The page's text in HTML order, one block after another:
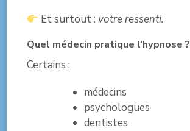
Et surtout : votre ressenti.
Quel médecin pratique l’hypnose ?
Certains :
médecins
psychologues
dentistes